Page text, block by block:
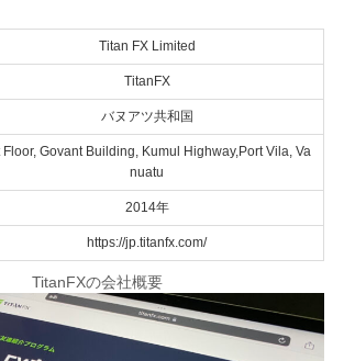
Titan FX Limited
TitanFX
バヌアツ共和国
Floor, Govant Building, Kumul Highway,Port Vila, Va
nuatu
2014年
https://jp.titanfx.com/
TitanFXの会社概要